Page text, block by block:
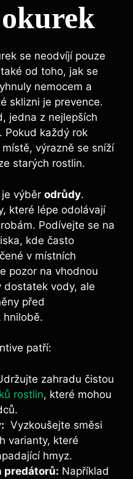
se neodvíjí pouze
od toho, jak se
nemocem a
sklizni je prevence.
jedna z nejlepších⁢
. Pokud každý rok
výrazně se sníží
starých rostlin.
výběr odrůdy.
které lépe⁤ odolávají
⁣Podívejte se na
kde často
v místních
pozor na vhodnou
dostatek vody,⁣ ale
před‍
hnilobě.
patří:
zahradu čistou
rostlin, ‌které mohou‍
⁣ Vyzkoušejte směsi
​varianty, které
hmyz.
predátorů: Například